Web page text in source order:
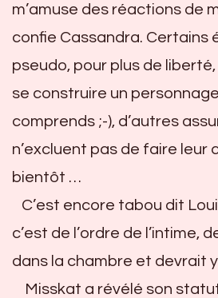
m’amuse des réactions de
confie Cassandra. Certains
pseudo, pour plus de
se construire un
comprends ;-), d’autres
n’excluent pas de faire leur
bientôt …
C’est encore tabou dit
c’est de l’ordre de l’intime,
dans la chambre et devrait
Misskat a révélé son